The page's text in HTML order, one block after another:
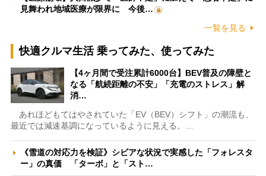
見舞われ地域医療が限界に 今後…
一覧を見る
快適クルマ生活 乗ってみた、使ってみた
【4ヶ月間で受注累計6000台】BEV普及の障壁と
なる「航続距離の不安」「充電のストレス」解
消…
あれほどもてはやされていた「EV（BEV）シフト」の潮流も、
最近では減速基調になっているように見える。…
《雪道の対応力を検証》シビアな状況で実感した「フォレスタ
ー」の真価 「ターボ」と「スト…